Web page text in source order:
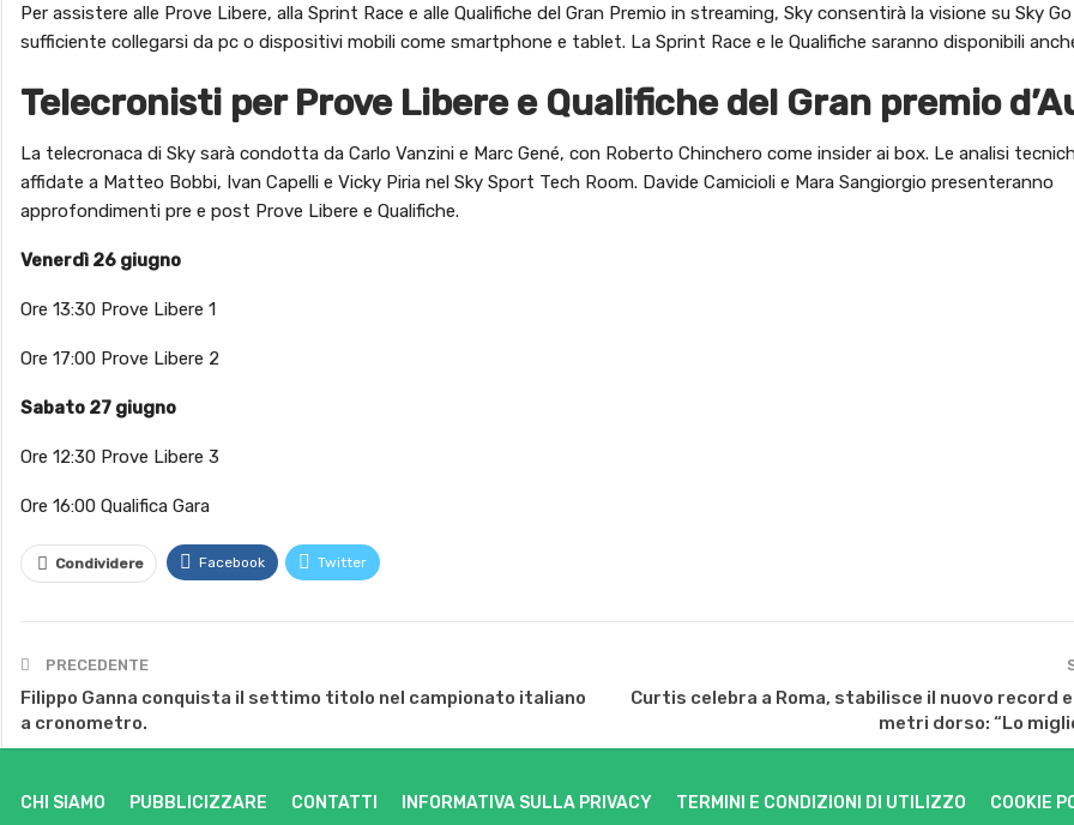
Per assistere alle Prove Libere, alla Sprint Race e alle Qualifiche del Gran Premio in streaming, Sky consentirà la visione su Sky Go
sufficiente collegarsi da pc o dispositivi mobili come smartphone e tablet. La Sprint Race e le Qualifiche saranno disponibili
Telecronisti per Prove Libere e Qualifiche del Gran premio
La telecronaca di Sky sarà condotta da Carlo Vanzini e Marc Gené, con Roberto Chinchero come insider ai box. Le analisi
affidate a Matteo Bobbi, Ivan Capelli e Vicky Piria nel Sky Sport Tech Room. Davide Camicioli e Mara Sangiorgio presenteranno
approfondimenti pre e post Prove Libere e Qualifiche.
Venerdì 26 giugno
Ore 13:30 Prove Libere 1
Ore 17:00 Prove Libere 2
Sabato 27 giugno
Ore 12:30 Prove Libere 3
Ore 16:00 Qualifica Gara
Condividere Facebook Twitter
PRECEDENTE
Filippo Ganna conquista il settimo titolo nel campionato italiano
a cronometro.
Curtis celebra a Roma, stabilisce il nuovo record
metri dorso: “Lo
CHI SIAMO PUBBLICIZZARE CONTATTI INFORMATIVA SULLA PRIVACY TERMINI E CONDIZIONI DI UTILIZZO COOKIE